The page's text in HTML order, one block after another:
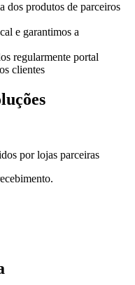
dos produtos de parceiros
e garantimos a
regularmente portal
clientes
por lojas parceiras